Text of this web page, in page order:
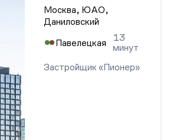
Москва, ЮАО,
Даниловский
Павелецкая
13
минут
Застройщик «Пионер»